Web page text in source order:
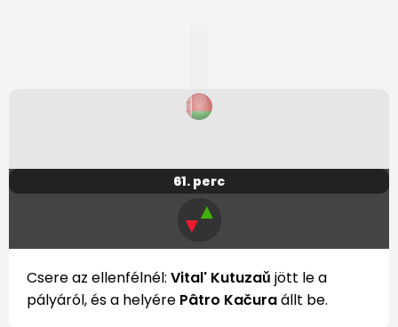
61. perc
▼▲
Csere az ellenfélnél: Vital' Kutuzaǔ jött le a
pályáról, és a helyére Pâtro Kačuraállt be.